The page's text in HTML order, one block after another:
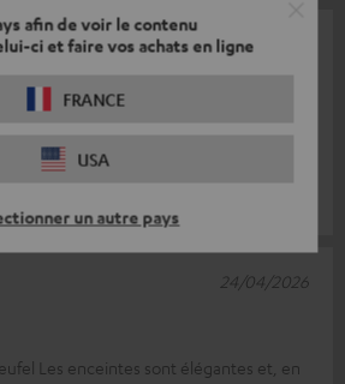
afin de voir le contenu
ci et faire vos achats en ligne
FRANCE
USA
un autre pays
extension.
29/04/2026
Les enceintes sont élégantes et, en
24/04/2026